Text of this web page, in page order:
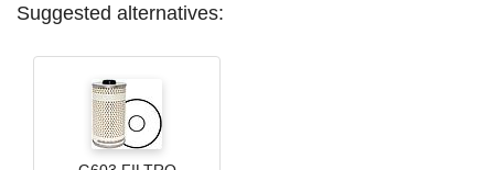
Suggested alternatives: